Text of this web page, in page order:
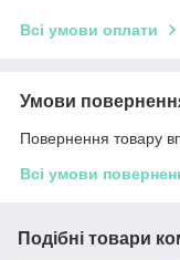
Всі умови оплати
Умови
Повернення товару
Всі умови
Подібні товари